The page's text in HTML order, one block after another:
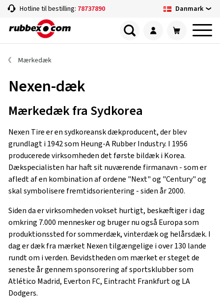
Hotline til bestilling: 78737890 Danmark
Mærkedæk
Nexen-dæk
Mærkedæk fra Sydkorea
Nexen Tire er en sydkoreansk dækproducent, der blev
grundlagt i 1942 som Heung-A Rubber Industry. I 1956
producerede virksomheden det første bildæk i Korea.
Dækspecialisten har haft sit nuværende firmanavn - som er
afledt af en kombination af ordene "Next" og "Century" og
skal symbolisere fremtidsorientering - siden år 2000.
Siden da er virksomheden vokset hurtigt, beskæftiger i dag
omkring 7.000 mennesker og bruger nu også Europa som
produktionssted for sommerdæk, vinterdæk og helårsdæk. I
dag er dæk fra mærket Nexen tilgængelige i over 130 lande
rundt om i verden. Bevidstheden om mærket er steget de
seneste år gennem sponsorering af sportsklubber som
Atlético Madrid, Everton FC, Eintracht Frankfurt og LA
Dodgers.